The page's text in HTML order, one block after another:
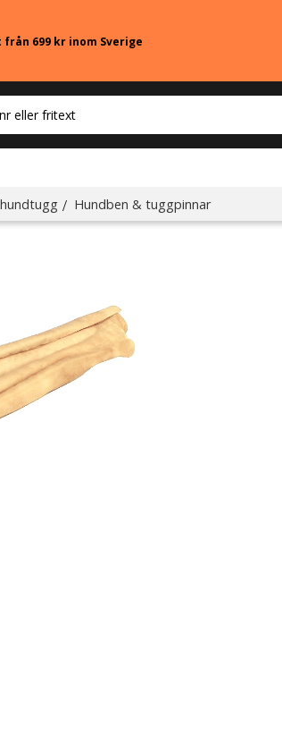
699 kr inom Sverige
Hundben & tuggpinnar